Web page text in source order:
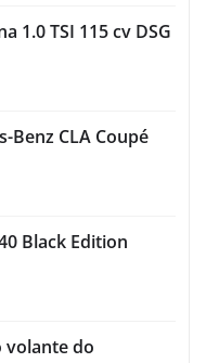
1.0 TSI 115 cv DSG
Benz CLA Coupé
Black Edition
volante do